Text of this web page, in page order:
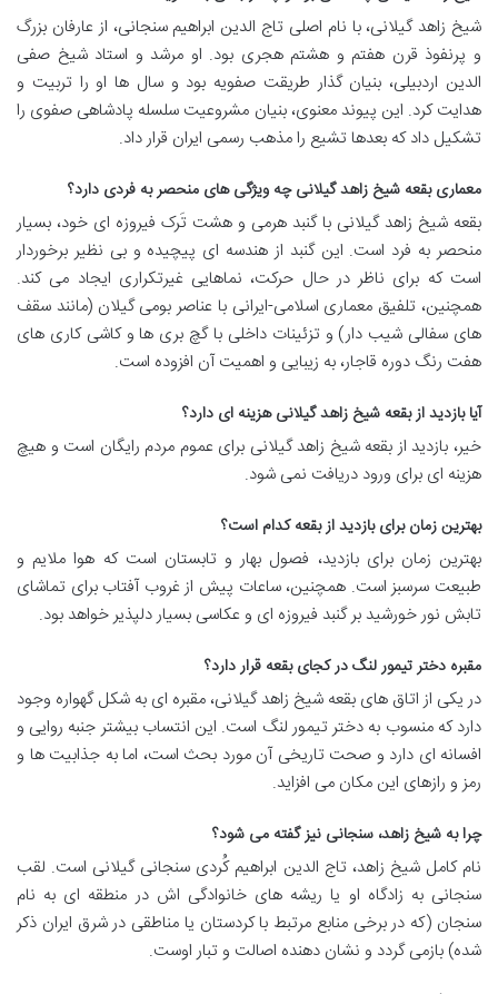
شیخ زاهد گیلانی، با نام اصلی تاج الدین ابراهیم سنجانی، از عارفان بزرگ
و پرنفوذ قرن هفتم و هشتم هجری بود. او مرشد و استاد شیخ صفی
الدین اردبیلی، بنیان گذار طریقت صفویه بود و سال ها او را تربیت و
هدایت کرد. این پیوند معنوی، بنیان مشروعیت سلسله پادشاهی صفوی را
تشکیل داد که بعدها تشیع را مذهب رسمی ایران قرار داد.
معماری بقعه شیخ زاهد گیلانی چه ویژگی های منحصر به فردی دارد؟
بقعه شیخ زاهد گیلانی با گنبد هرمی و هشت تَرک فیروزه ای خود، بسیار
منحصر به فرد است. این گنبد از هندسه ای پیچیده و بی نظیر برخوردار
است که برای ناظر در حال حرکت، نماهایی غیرتکراری ایجاد می کند.
همچنین، تلفیق معماری اسلامی-ایرانی با عناصر بومی گیلان (مانند سقف
های سفالی شیب دار) و تزئینات داخلی با گچ بری ها و کاشی کاری های
هفت رنگ دوره قاجار، به زیبایی و اهمیت آن افزوده است.
آیا بازدید از بقعه شیخ زاهد گیلانی هزینه ای دارد؟
خیر، بازدید از بقعه شیخ زاهد گیلانی برای عموم مردم رایگان است و هیچ
هزینه ای برای ورود دریافت نمی شود.
بهترین زمان برای بازدید از بقعه کدام است؟
بهترین زمان برای بازدید، فصول بهار و تابستان است که هوا ملایم و
طبیعت سرسبز است. همچنین، ساعات پیش از غروب آفتاب برای تماشای
تابش نور خورشید بر گنبد فیروزه ای و عکاسی بسیار دلپذیر خواهد بود.
مقبره دختر تیمور لنگ در کجای بقعه قرار دارد؟
در یکی از اتاق های بقعه شیخ زاهد گیلانی، مقبره ای به شکل گهواره وجود
دارد که منسوب به دختر تیمور لنگ است. این انتساب بیشتر جنبه روایی و
افسانه ای دارد و صحت تاریخی آن مورد بحث است، اما به جذابیت ها و
رمز و رازهای این مکان می افزاید.
چرا به شیخ زاهد، سنجانی نیز گفته می شود؟
نام کامل شیخ زاهد، تاج الدین ابراهیم کُردی سنجانی گیلانی است. لقب
سنجانی به زادگاه او یا ریشه های خانوادگی اش در منطقه ای به نام
سنجان (که در برخی منابع مرتبط با کردستان یا مناطقی در شرق ایران ذکر
شده) بازمی گردد و نشان دهنده اصالت و تبار اوست.